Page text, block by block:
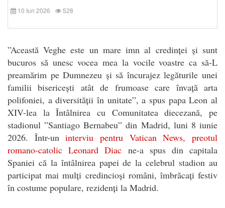
10 Iun 2026 528
”Această Veghe este un mare imn al credinței și sunt
bucuros să unesc vocea mea la vocile voastre ca să-L
preamărim pe Dumnezeu și să încurajez legăturile unei
familii bisericești atât de frumoase care învață arta
polifoniei, a diversității în unitate”, a spus papa Leon al
XIV-lea la Întâlnirea cu Comunitatea diecezană, pe
stadionul ”Santiago Bernabeu” din Madrid, luni 8 iunie
2026. Într-uninterviu pentru Vatican News, preotul
romano-catolic Leonard Diac ne-a spus din capitala
Spaniei că la întâlnirea papei de la celebrul stadion au
participat mai mulți credincioși români, îmbrăcați festiv
în costume populare, rezidenți la Madrid.